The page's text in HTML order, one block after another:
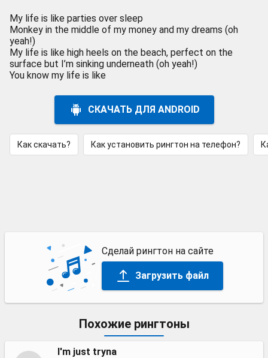
My life is like parties over sleep
Monkey in the middle of my money and my dreams (oh
yeah!)
My life is like high heels on the beach, perfect on the
surface but I’m sinking underneath (oh yeah!)
You know my life is like
СКАЧАТЬ ДЛЯ ANDROID
Как скачать? Как установить рингтон на телефон?
Сделай рингтон на сайте
Загрузить файл
Похожие рингтоны
I'm just tryna